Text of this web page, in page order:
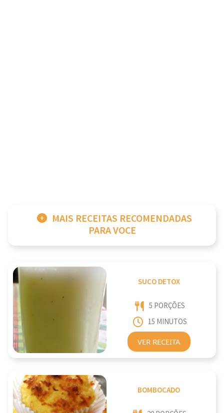
MAIS RECEITAS RECOMENDADAS
PARA VOCE
SUCO DETOX
5 PORÇÕES
15 MINUTOS
VER RECEITA
BOMBOCADO